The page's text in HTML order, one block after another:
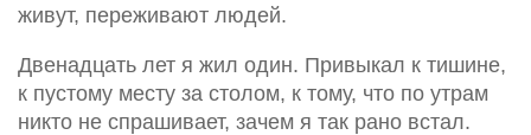
живут, переживают людей.
Двенадцать лет я жил один. Привыкал к тишине,
к пустому месту за столом, к тому, что по утрам
никто не спрашивает, зачем я так рано встал.